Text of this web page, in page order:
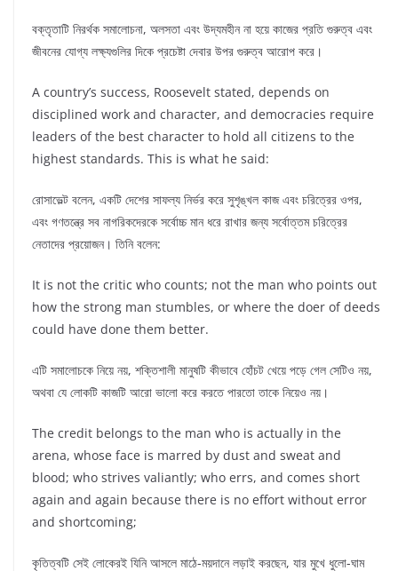
বক্তৃতাটি নিরর্থক সমালোচনা, অলসতা এবং উদ্যমহীন না হয়ে কাজের প্রতি গুরুত্ব এবং
জীবনের যোগ্য লক্ষ্যগুলির দিকে প্রচেষ্টা দেবার উপর গুরুত্ব আরোপ করে।
A country’s success, Roosevelt stated, depends on
disciplined work and character, and democracies require
leaders of the best character to hold all citizens to the
highest standards. This is what he said:
রোসাভেল্ট বলেন, একটি দেশের সাফল্য নির্ভর করে সুশৃঙ্খল কাজ এবং চরিত্রের ওপর,
এবং গণতন্ত্রে সব নাগরিকদেরকে সর্বোচ্চ মান ধরে রাখার জন্য সর্বোত্তম চরিত্রের
নেতাদের প্রয়োজন। তিনি বলেন:
It is not the critic who counts; not the man who points out
how the strong man stumbles, or where the doer of deeds
could have done them better.
এটি সমালোচকে নিয়ে নয়, শক্তিশালী মানুষটি কীভাবে হোঁচট খেয়ে পড়ে গেল সেটিও নয়,
অথবা যে লোকটি কাজটি আরো ভালো করে করতে পারতো তাকে নিয়েও নয়।
The credit belongs to the man who is actually in the
arena, whose face is marred by dust and sweat and
blood; who strives valiantly; who errs, and comes short
again and again because there is no effort without error
and shortcoming;
কৃতিত্বটি সেই লোকেরই যিনি আসলে মাঠে-ময়দানে লড়াই করছেন, যার মুখে ধুলো-ঘাম